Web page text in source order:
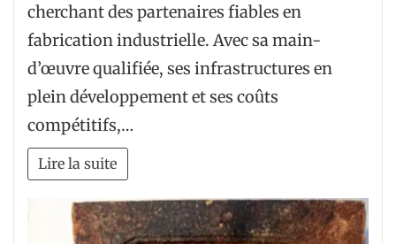
cherchant des partenaires fiables en
fabrication industrielle. Avec sa main-
d’œuvre qualifiée, ses infrastructures en
plein développement et ses coûts
compétitifs,…
Lire la suite